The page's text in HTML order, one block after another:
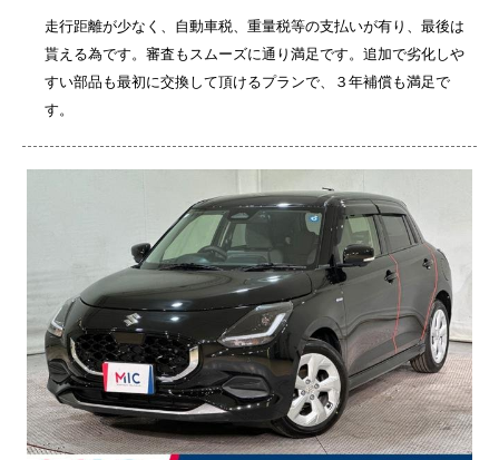
走行距離が少なく、自動車税、重量税等の支払いが有り、最後は
貰える為です。審査もスムーズに通り満足です。追加で劣化しや
すい部品も最初に交換して頂けるプランで、３年補償も満足で
す。